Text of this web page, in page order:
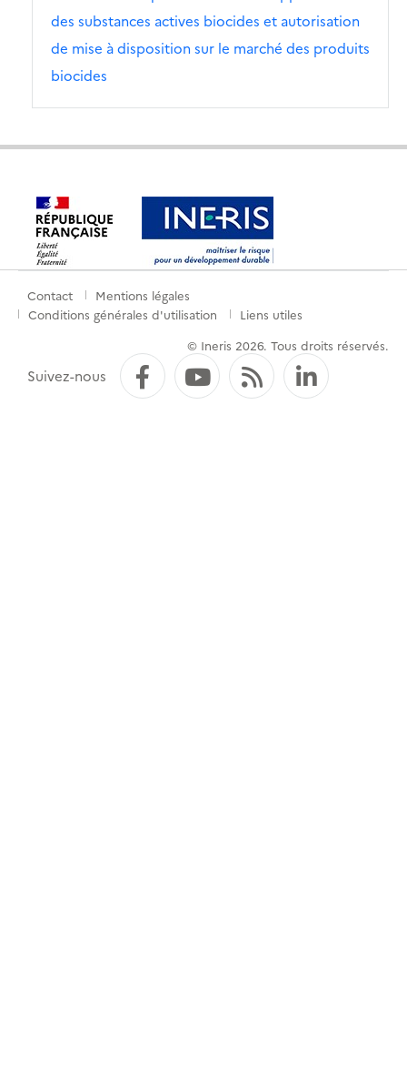
des substances actives biocides et autorisation
de mise à disposition sur le marché des produits
biocides
Menu
pied
Contact
Mentions légales
Conditions générales d'utilisation
Liens utiles
© Ineris 2026. Tous droits réservés.
Suivez-nous FacebookYouTube
Flux RSS